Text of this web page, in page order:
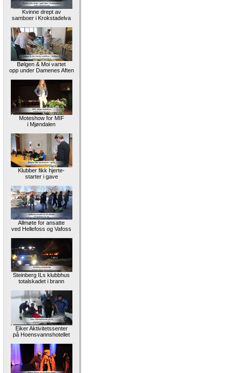
Kvinne drept av
samboer i Krokstadelva
Bølgen & Moi vartet
opp under Damenes Aften
Moteshow for MIF
i Mjøndalen
Klubber fikk hjerte-
starter i gave
Allmøte for ansatte
ved Hellefoss og Vafoss
Steinberg ILs klubbhus
totalskadet i brann
Eiker Aktivitetssenter
på Hoensvannshotellet